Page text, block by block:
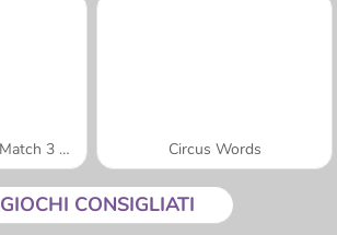
Candy Riddles: Free Match 3 Puzzle Circus Words
GIOCHI CONSIGLIATI